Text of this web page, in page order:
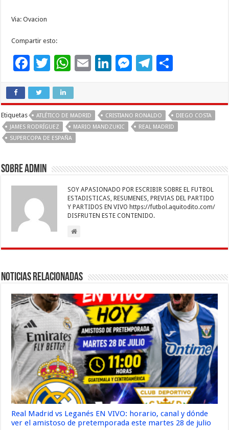
Via: Ovacion
Compartir esto:
F
e
b
o
o
k
T
tt
er
W
at
sA
p
p
E
l
Li
e
dI
M
n
g
T
gr
a
p
ar
r
Etiquetas ATLÉTICO DE MADRID CRISTIANO RONALDO
DIEGO COSTA
JAMES RODRÍGUEZ
MARIO MANDZUKIC
REAL MADRID
SUPERCOPA DE ESPAÑA
Sobre admin
SOY APASIONADO POR ESCRIBIR SOBRE EL FUTBOL
ESTADISTICAS, RESUMENES, PREVIAS DEL PARTIDO
Y PARTIDOS EN VIVO https://futbol.aquitodito.com/
DISFRUTEN ESTE CONTENIDO.
Noticias Relacionadas
Real Madrid vs Leganés EN VIVO: horario, canal y dónde
ver el amistoso de pretemporada este martes 28 de julio